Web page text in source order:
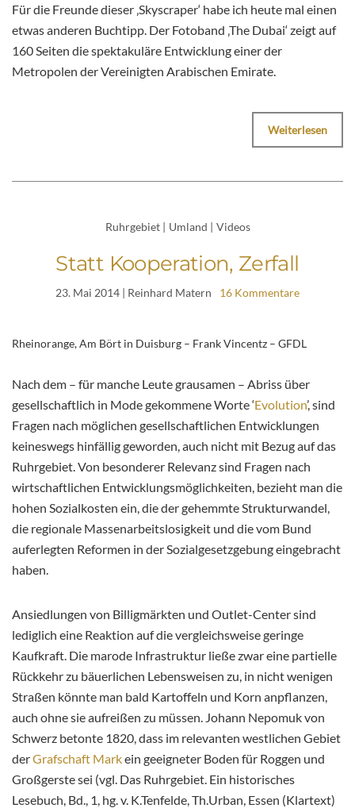
Für die Freunde dieser ‚Skyscraper‘ habe ich heute mal einen
etwas anderen Buchtipp. Der Fotoband ‚The Dubai‘ zeigt auf
160 Seiten die spektakuläre Entwicklung einer der
Metropolen der Vereinigten Arabischen Emirate.
Weiterlesen
Ruhrgebiet | Umland | Videos
Statt Kooperation, Zerfall
23. Mai 2014 | Reinhard Matern 16 Kommentare
Rheinorange, Am Bört in Duisburg – Frank Vincentz – GFDL
Nach dem – für manche Leute grausamen – Abriss über
gesellschaftlich in Mode gekommene Worte ‘Evolution’, sind
Fragen nach möglichen gesellschaftlichen Entwicklungen
keineswegs hinfällig geworden, auch nicht mit Bezug auf das
Ruhrgebiet. Von besonderer Relevanz sind Fragen nach
wirtschaftlichen Entwicklungsmöglichkeiten, bezieht man die
hohen Sozialkosten ein, die der gehemmte Strukturwandel,
die regionale Massenarbeitslosigkeit und die vom Bund
auferlegten Reformen in der Sozialgesetzgebung eingebracht
haben.
Ansiedlungen von Billigmärkten und Outlet-Center sind
lediglich eine Reaktion auf die vergleichsweise geringe
Kaufkraft. Die marode Infrastruktur ließe zwar eine partielle
Rückkehr zu bäuerlichen Lebensweisen zu, in nicht wenigen
Straßen könnte man bald Kartoffeln und Korn anpflanzen,
auch ohne sie aufreißen zu müssen. Johann Nepomuk von
Schwerz betonte 1820, dass im relevanten westlichen Gebiet
derGrafschaft Markein geeigneter Boden für Roggen und
Großgerste sei (vgl. Das Ruhrgebiet. Ein historisches
Lesebuch, Bd., 1, hg. v. K.Tenfelde, Th.Urban, Essen (Klartext)